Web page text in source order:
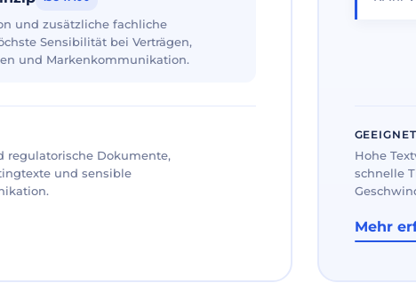
und zusätzliche fachliche
Sensibilität bei Verträgen,
und Markenkommunikation.
regulatorische Dokumente,
und sensible
Hohe
schnelle
Mehr